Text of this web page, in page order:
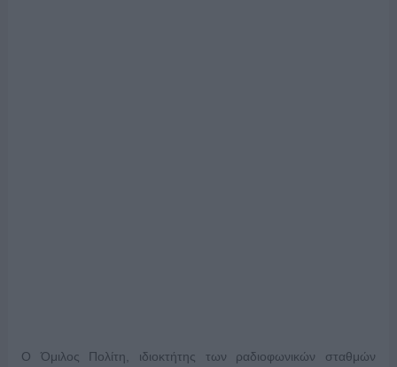
Ο Όμιλος Πολίτη, ιδιοκτήτης των ραδιοφωνικών σταθμών